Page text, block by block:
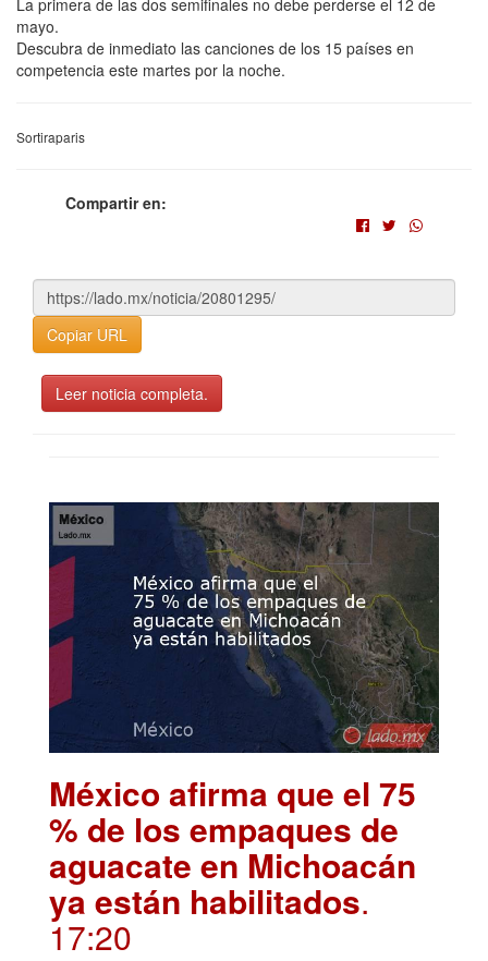
mayo.
Descubra de inmediato las canciones de los 15 países en
competencia este martes por la noche.
Sortiraparis
Compartir en:
Copiar URL
Leer noticia completa.
México afirma que el 75
% de los empaques de
aguacate en Michoacán
ya están habilitados.
17:20